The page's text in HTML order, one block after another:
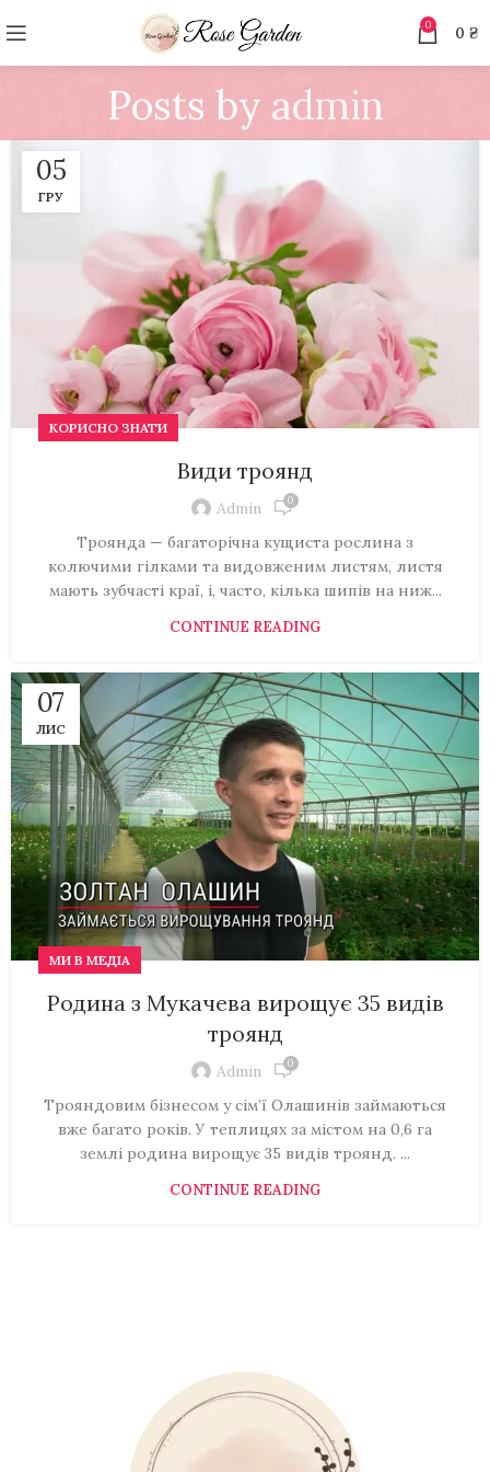
0 0 ₴
Posts by admin
05
ГРУ
КОРИСНО ЗНАТИ
Види троянд
Admin 0
Троянда — багаторічна кущиста рослина з
колючими гілками та видовженим листям, листя
мають зубчасті краї, і, часто, кілька шипів на ниж...
CONTINUE READING
07
ЛИС
МИ В МЕДІА
Родина з Мукачева вирощує 35 видів
троянд
Admin 0
Трояндовим бізнесом у сім’ї Олашинів займаються
вже багато років. У теплицях за містом на 0,6 га
землі родина вирощує 35 видів троянд. ...
CONTINUE READING